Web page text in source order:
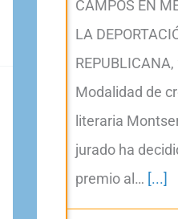
CAMPOS EN
LA
Modalidad de
literaria
jurado ha
premio al… [...]